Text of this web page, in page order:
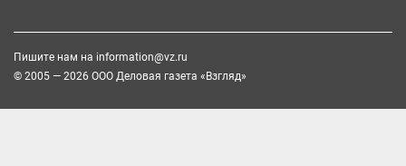
Пишите нам на information@vz.ru
© 2005 — 2026 ООО Деловая газета «Взгляд»